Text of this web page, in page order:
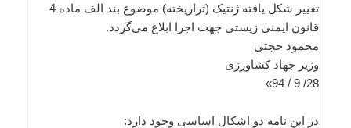
تغییر شکل یافته ژنتیک (تراریخته) موضوع بند الف ماده 4
قانون ایمنی زیستی جهت اجرا ابلاغ می‌گردد.
محمود حجتی
وزیر جهاد کشاورزی
28/ 9 / 94»
در این نامه دو اشکال اساسی وجود دارد: